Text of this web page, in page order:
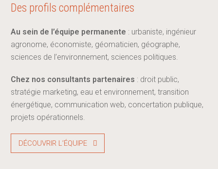
Des profils complémentaires
Au sein de l’équipe permanente : urbaniste, ingénieur
agronome, économiste, géomaticien, géographe,
sciences de l’environnement, sciences politiques.
Chez nos consultants partenaires : droit public,
stratégie marketing, eau et environnement, transition
énergétique, communication web, concertation publique,
projets opérationnels.
DÉCOUVRIR L’ÉQUIPE